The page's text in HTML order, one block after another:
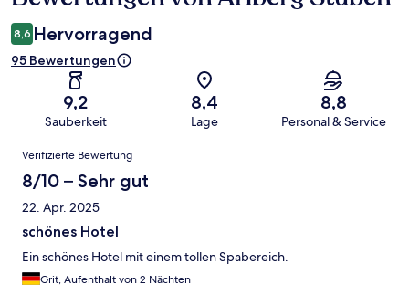
8,6 Hervorragend
95 Bewertungen
9,2
Sauberkeit
8,4
Lage
8,8
Personal & Service
Bewertungen
Verifizierte Bewertung
8/10 – Sehr gut
22. Apr. 2025
schönes Hotel
Ein schönes Hotel mit einem tollen Spabereich.
Grit, Aufenthalt von 2 Nächten